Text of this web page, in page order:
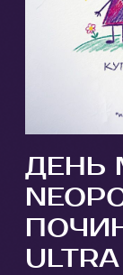
ДЕНЬ